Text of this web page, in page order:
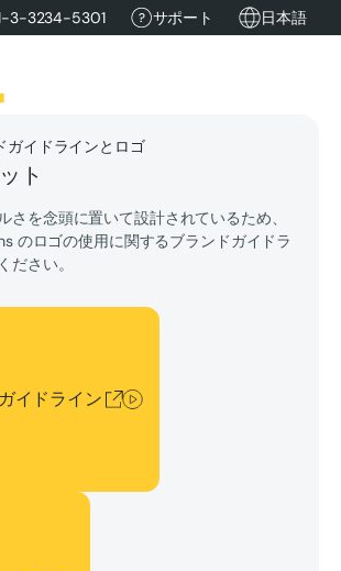
3-3234-5301 サポート 日本語
ガイドラインとロゴ
ト
さを念頭に置いて設計されているため、
のロゴの使用に関するブランドガイドラ
ださい。
イドライン
イン